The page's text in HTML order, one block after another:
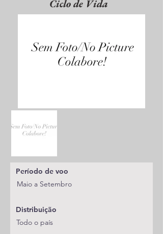
Ciclo de Vida
Período de voo
Maio a Setembro
Distribuição
Todo o país